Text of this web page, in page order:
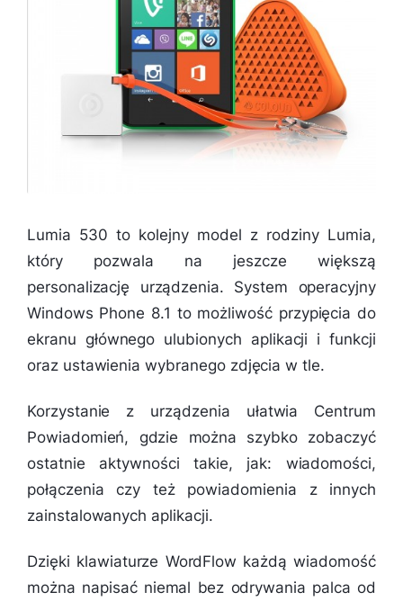
Lumia 530 to kolejny model z rodziny Lumia,
który pozwala na jeszcze większą
personalizację urządzenia. System operacyjny
Windows Phone 8.1 to możliwość przypięcia do
ekranu głównego ulubionych aplikacji i funkcji
oraz ustawienia wybranego zdjęcia w tle.
Korzystanie z urządzenia ułatwia Centrum
Powiadomień, gdzie można szybko zobaczyć
ostatnie aktywności takie, jak: wiadomości,
połączenia czy też powiadomienia z innych
zainstalowanych aplikacji.
Dzięki klawiaturze WordFlow każdą wiadomość
można napisać niemal bez odrywania palca od